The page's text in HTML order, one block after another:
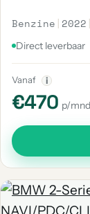
Benzine | 2022 |
Direct leverbaar
Vanaf i
€470 p/mnd